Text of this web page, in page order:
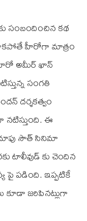
సంబందించిన కథ
కాకపోతే హీరోగా మాత్రం
హీరో అమీర్ ఖాన్
సంగతి
దర్శకత్వం
ఈ
సౌత్ సినిమా
కు చెందిన
పై పడింది. ఇప్పటికే
కూడా జరిపినట్లుగా